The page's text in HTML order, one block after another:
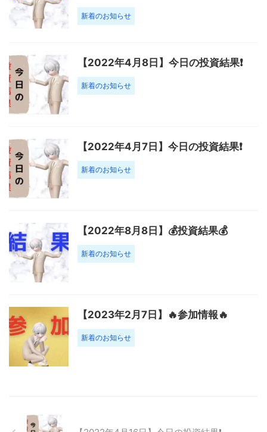
新着のお知らせ
【2022年4月8日】今日の投資結果❗️
新着のお知らせ
【2022年4月7日】今日の投資結果❗️
新着のお知らせ
【2022年8月8日】💰投資結果💰
新着のお知らせ
【2023年2月7日】🔥参加情報🔥
新着のお知らせ